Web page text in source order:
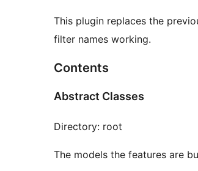
This plugin replaces the
filter names working.
Contents
Abstract Classes
Directory: root
The models the features are